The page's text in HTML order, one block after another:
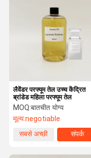
लैवेंडर परफ्यूम तेल उच्च केंद्रित
ब्रांडेड महिला परफ्यूम तेल
MOQ:बातचीत योग्य
मूल्य:negotiable
सबसे अच्छी
संपर्क